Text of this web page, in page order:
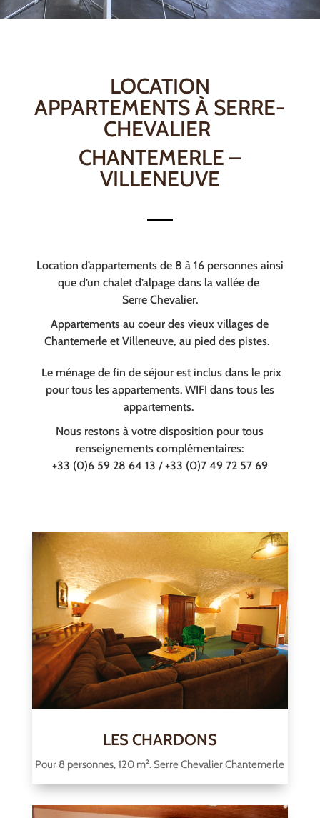
LOCATION
APPARTEMENTS À SERRE-
CHEVALIER
CHANTEMERLE –
VILLENEUVE
Location d’appartements de 8 à 16 personnes ainsi
que d’un chalet d’alpage dans la vallée de
Serre Chevalier.
Appartements au coeur des vieux villages de
Chantemerle et Villeneuve, au pied des pistes.
Le ménage de fin de séjour est inclus dans le prix
pour tous les appartements. WIFI dans tous les
appartements.
Nous restons à votre disposition pour tous
renseignements complémentaires:
+33 (0)6 59 28 64 13 / +33 (0)7 49 72 57 69
LES CHARDONS
Pour 8 personnes, 120 m². Serre Chevalier Chantemerle